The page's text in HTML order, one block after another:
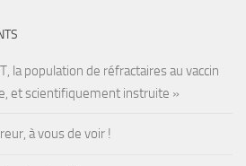
la population de réfractaires au vaccin
et scientifiquement instruite »
à vous de voir !